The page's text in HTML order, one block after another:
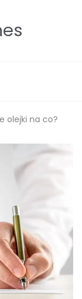
olejki na co?